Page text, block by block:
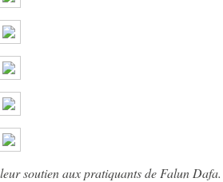
soutien aux pratiquants de Falun Dafa.